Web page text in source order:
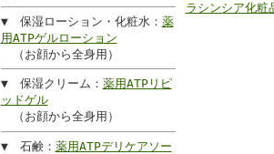
▼ 保湿ローション・化粧水： 薬
用ATPゲルローション
（お顔から全身用）
▼ 保湿クリーム： 薬用ATPリピ
ッドゲル
（お顔から全身用）
▼ 石鹸： 薬用ATPデリケアソー
ラシンシア化粧